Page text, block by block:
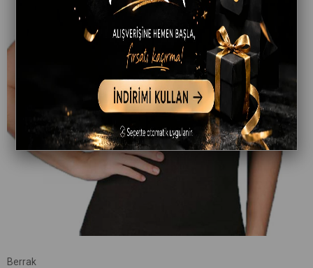
Berrak